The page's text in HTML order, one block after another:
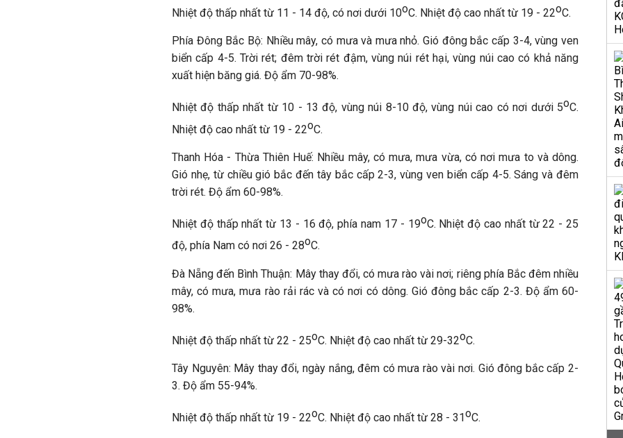
Nhiệt độ thấp nhất từ 11 - 14 độ, có nơi dưới 10oC. Nhiệt độ cao nhất từ 19 - 22oC.
Phía Đông Bắc Bộ: Nhiều mây, có mưa và mưa nhỏ. Gió đông bắc cấp 3-4, vùng ven
biển cấp 4-5. Trời rét; đêm trời rét đậm, vùng núi rét hại, vùng núi cao có khả năng
xuất hiện băng giá. Độ ẩm 70-98%.
Nhiệt độ thấp nhất từ 10 - 13 độ, vùng núi 8-10 độ, vùng núi cao có nơi dưới 5oC.
Nhiệt độ cao nhất từ 19 - 22oC.
Thanh Hóa - Thừa Thiên Huế: Nhiều mây, có mưa, mưa vừa, có nơi mưa to và dông.
Gió nhẹ, từ chiều gió bắc đến tây bắc cấp 2-3, vùng ven biển cấp 4-5. Sáng và đêm
trời rét. Độ ẩm 60-98%.
Nhiệt độ thấp nhất từ 13 - 16 độ, phía nam 17 - 19oC. Nhiệt độ cao nhất từ 22 - 25
độ, phía Nam có nơi 26 - 28oC.
Đà Nẵng đến Bình Thuận: Mây thay đổi, có mưa rào vài nơi; riêng phía Bắc đêm nhiều
mây, có mưa, mưa rào rải rác và có nơi có dông. Gió đông bắc cấp 2-3. Độ ẩm 60-
98%.
Nhiệt độ thấp nhất từ 22 - 25oC. Nhiệt độ cao nhất từ 29-32oC.
Tây Nguyên: Mây thay đổi, ngày nắng, đêm có mưa rào vài nơi. Gió đông bắc cấp 2-
3. Độ ẩm 55-94%.
Nhiệt độ thấp nhất từ 19 - 22oC. Nhiệt độ cao nhất từ 28 - 31oC.